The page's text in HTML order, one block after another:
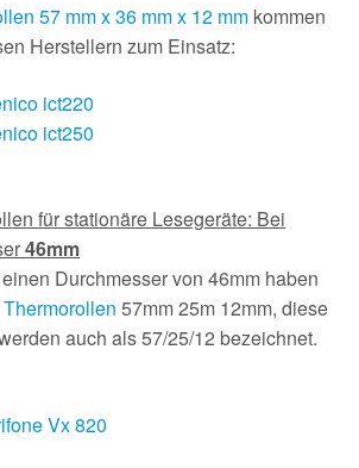
57 mm x 36 mm x 12 mm kommen
Herstellern zum Einsatz:
ict220
ict250
für stationäre Lesegeräte: Bei
46mm
Durchmesser von 46mm haben
Thermorollen 57mm 25m 12mm, diese
auch als 57/25/12 bezeichnet.
Vx 820